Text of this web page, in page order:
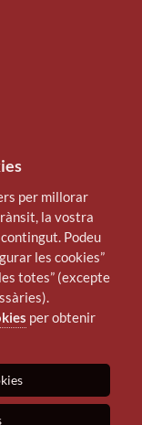
per millorar
la vostra
Podeu
les cookies”
totes” (excepte
per obtenir